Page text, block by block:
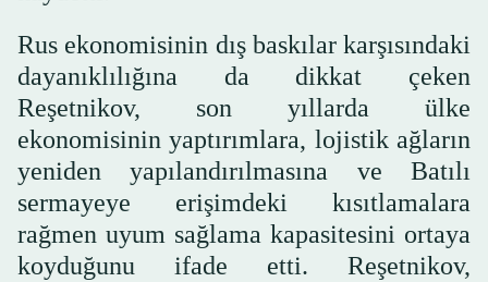
Rus ekonomisinin dış baskılar karşısındaki
dayanıklılığına da dikkat çeken
Reşetnikov, son yıllarda ülke
ekonomisinin yaptırımlara, lojistik ağların
yeniden yapılandırılmasına ve Batılı
sermayeye erişimdeki kısıtlamalara
rağmen uyum sağlama kapasitesini ortaya
koyduğunu ifade etti. Reşetnikov,